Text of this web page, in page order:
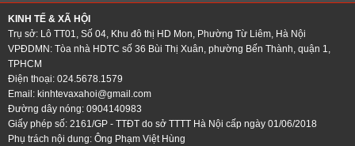
KINH TẾ & XÃ HỘI
Trụ sở: Lô TT01, Số 04, Khu đô thị HD Mon, Phường Từ Liêm, Hà Nội
VPĐDMN: Tòa nhà HDTC số 36 Bùi Thị Xuân, phường Bến Thành, quận 1,
TPHCM
Điện thoại: 024.5678.1579
Email: kinhtevaxahoi@gmail.com
Đường dây nóng: 0904140983
Giấy phép số: 2161/GP - TTĐT do sở TTTT Hà Nội cấp ngày 01/06/2018
Phụ trách nội dung: Ông Phạm Việt Hùng